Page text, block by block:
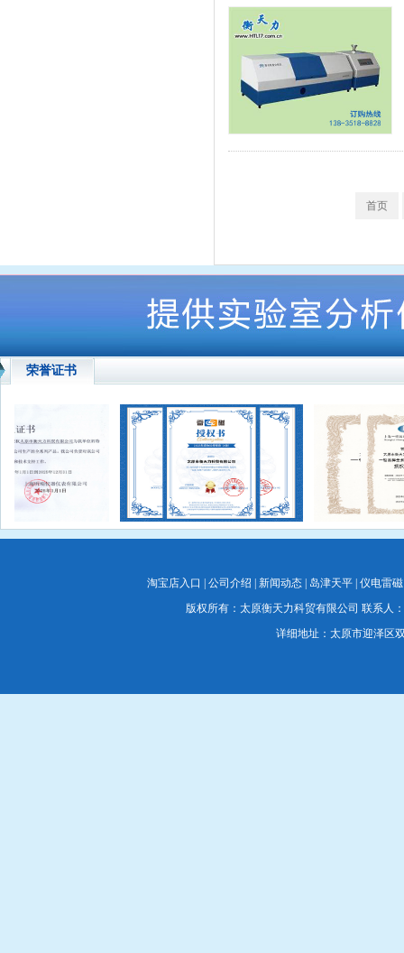
首页
荣誉证书
淘宝店入口 公司介绍 新闻动态| 岛津天平| 仪电雷磁
版权所有：太原衡天力科贸有限公司 联系人：
详细地址：太原市迎泽区